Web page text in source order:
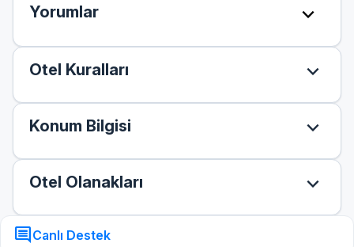
Yorumlar expand_more
Otel Kuralları expand_more
Konum Bilgisi expand_more
Otel Olanakları expand_more
commentCanlı Destek